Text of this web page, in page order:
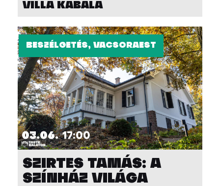
VILLA KABALA
BESZÉLGETÉS, VACSORAEST
03.06. 17:00
SZIRTES TAMÁS: A
SZÍNHÁZ VILÁGA